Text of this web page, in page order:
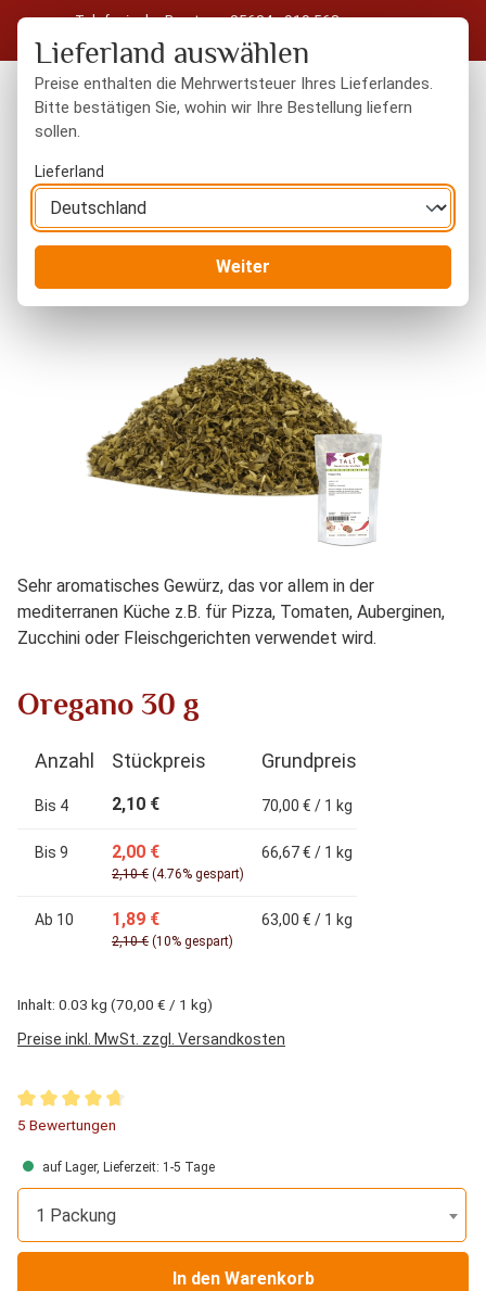
Zum Hauptinhalt springen
Telefonische Beratung: 05604 - 919 563
Kostenloser Versand in Deutschland ab 50 € Warenwert
Sehr aromatisches Gewürz, das vor allem in der
mediterranen Küche z.B. für Pizza, Tomaten, Auberginen,
Zucchini oder Fleischgerichten verwendet wird.
Oregano 30 g
Anzahl Stückpreis Grundpreis
Bis 4 2,10 € 70,00 € / 1 kg
Bis 9 2,00 €
2,10 € (4.76% gespart)
66,67 € / 1 kg
Ab 10 1,89 €
2,10 € (10% gespart)
63,00 € / 1 kg
Inhalt: 0.03 kg (70,00 € / 1 kg)
Preise inkl. MwSt. zzgl. Versandkosten
Durchschnittliche Bewertung von 4.8 von 5 Sternen
5 Bewertungen
auf Lager, Lieferzeit: 1-5 Tage
1 Packung
In den Warenkorb
Lieferland auswählen
Preise enthalten die Mehrwertsteuer Ihres Lieferlandes.
Bitte bestätigen Sie, wohin wir Ihre Bestellung liefern
sollen.
Lieferland
Weiter